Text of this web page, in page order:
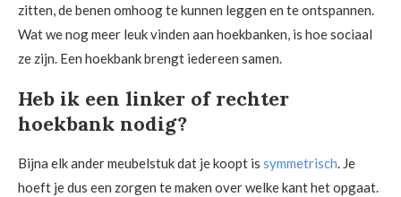
zitten, de benen omhoog te kunnen leggen en te ontspannen.
Wat we nog meer leuk vinden aan hoekbanken, is hoe sociaal
ze zijn. Een hoekbank brengt iedereen samen.
Heb ik een linker of rechter
hoekbank nodig?
Bijna elk ander meubelstuk dat je koopt is symmetrisch. Je
hoeft je dus een zorgen te maken over welke kant het opgaat.